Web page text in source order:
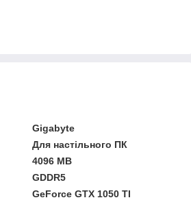
Gigabyte
Для настільного ПК
4096 MB
GDDR5
GeForce GTX 1050 TI